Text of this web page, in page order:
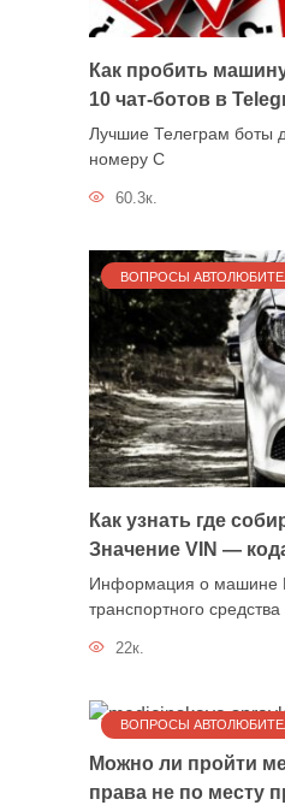
Как пробить
10 чат-ботов в
Лучшие Телеграм боты
номеру С
60.3к.
ВОПРОСЫ
Как узнать где
Значение VIN —
Информация о машине
транспортного средства
22к.
ВОПРОСЫ
Можно ли пройти
права не по месту